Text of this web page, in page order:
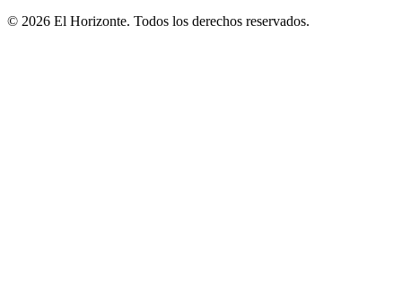
© 2026 El Horizonte. Todos los derechos reservados.